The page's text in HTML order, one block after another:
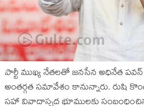
పార్టీ ముఖ్య నేతలతో జనసేన అధినేత పవన్
అంతర్గత సమావేశం కానున్నారు. రుషి
సహా వివాదాస్పద భూములకు